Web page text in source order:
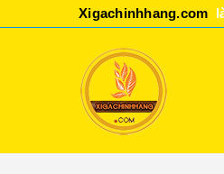
Xigachinhhang.com